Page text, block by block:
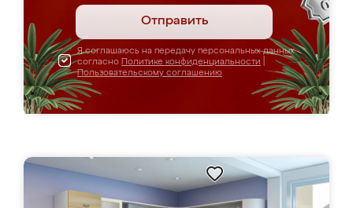
Отправить
Я соглашаюсь на передачу персональных данных
согласно Политике конфиденциальности
Пользовательскому соглашению